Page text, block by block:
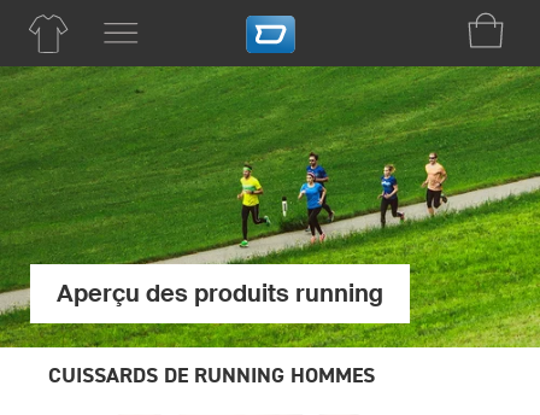
Aperçu des produits running
CUISSARDS DE RUNNING HOMMES